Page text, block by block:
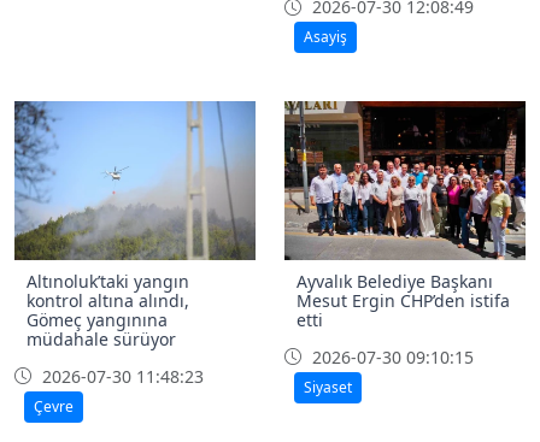
2026-07-30 12:08:49
Asayiş
Altınoluk’taki yangın
kontrol altına alındı,
Gömeç yangınına
müdahale sürüyor
2026-07-30 11:48:23
Çevre
Ayvalık Belediye Başkanı
Mesut Ergin CHP’den istifa
etti
2026-07-30 09:10:15
Siyaset